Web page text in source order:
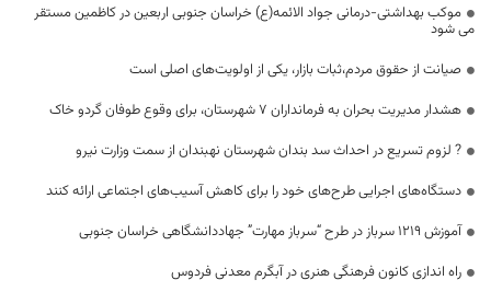
موکب بهداشتی-درمانی جواد الائمه(ع) خراسان جنوبی اربعین در کاظمین مستقر
می شود
صیانت از حقوق مردم،ثبات بازار، یکی از اولویت‌های اصلی است
هشدار مدیریت بحران به فرمانداران 7 شهرستان‌، برای وقوع طوفان گردو خاک
? لزوم تسریع در احداث سد بندان شهرستان نهبندان از سمت وزارت نیرو
دستگاه‌های اجرایی طرح‌های خود را برای کاهش آسیب‌های اجتماعی ارائه کنند
آموزش ۱۲۱۹ سرباز در طرح “سرباز مهارت” جهاددانشگاهی خراسان جنوبی
راه اندازی کانون فرهنگی هنری در آبگرم معدنی فردوس